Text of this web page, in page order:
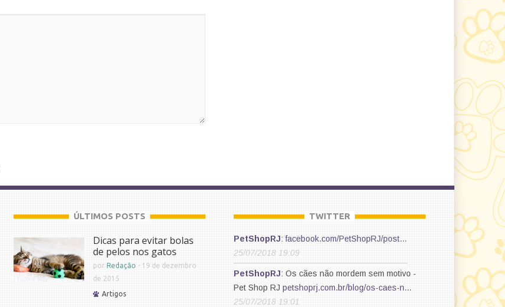
ÚLTIMOS POSTS
Dicas para evitar bolas
de pelos nos gatos
porRedação - 19 de dezembro
de 2015
Artigos
TWITTER
PetShopRJ:facebook.com/PetShopRJ/post…
25/07/2018 19:09
PetShopRJ: Os cães não mordem sem motivo -
Pet Shop RJpetshoprj.com.br/blog/os-caes-n…
25/07/2018 19:01